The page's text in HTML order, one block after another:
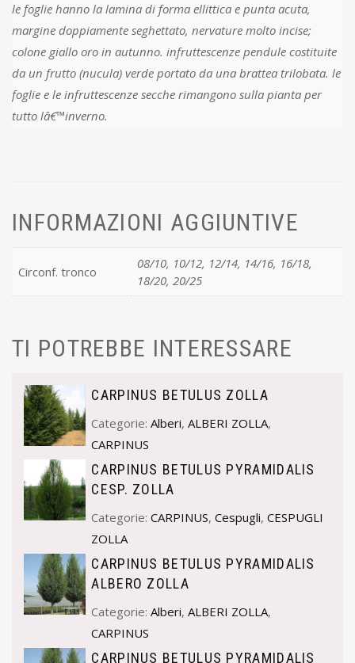
le foglie hanno la lamina di forma ellittica e punta acuta,
margine doppiamente seghettato, nervature molto incise;
colone giallo oro in autunno. infruttescenze pendule costituite
da un frutto (nucula) verde portato da una brattea trilobata. le
foglie e le infruttescenze secche rimangono sulla pianta per
tutto lâ€™inverno.
INFORMAZIONI AGGIUNTIVE
Circonf. tronco
08/10, 10/12, 12/14, 14/16, 16/18,
18/20, 20/25
TI POTREBBE INTERESSARE
CARPINUS BETULUS ZOLLA
Categorie:Alberi,ALBERI ZOLLA,
CARPINUS
CARPINUS BETULUS PYRAMIDALIS
CESP. ZOLLA
Categorie:CARPINUS,Cespugli,CESPUGLI
ZOLLA
CARPINUS BETULUS PYRAMIDALIS
ALBERO ZOLLA
Categorie:Alberi,ALBERI ZOLLA,
CARPINUS
CARPINUS BETULUS PYRAMIDALIS